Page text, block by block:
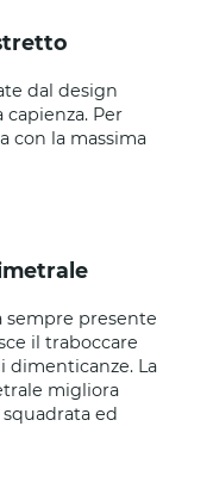
dal design
Per
con la massima
sempre presente
il traboccare
dimenticanze. La
migliora
squadrata ed